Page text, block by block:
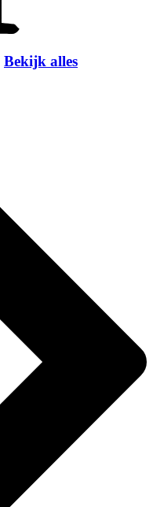
Bekijk alles